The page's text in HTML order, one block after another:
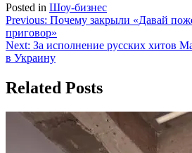
Posted in Шоу-бизнес
Навигация
по
записям
Previous: Почему закрыли «Давай
приговор»
Next: За исполнение русских хитов
в Украину
Related Posts